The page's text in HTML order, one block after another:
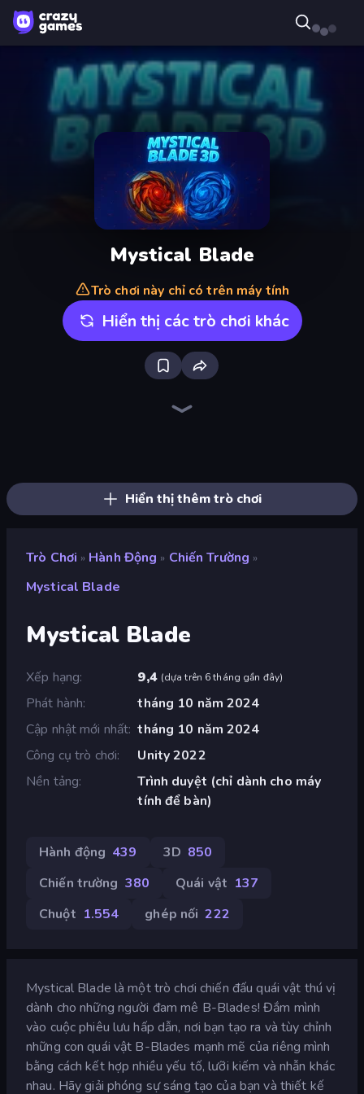
Mystical Blade
Trò chơi này chỉ có trên máy tính
Hiển thị các trò chơi khác
Hiển thị thêm trò chơi
Trò Chơi » Hành Động » Chiến Trường »
Mystical Blade
Mystical Blade
Xếp hạng 9,4 (dựa trên 6 tháng gần đây)
Phát hành
tháng 10 năm 2024
Cập nhật mới nhất tháng 10 năm 2024
Công cụ trò chơi
Unity 2022
Nền tảng
Trình duyệt (chỉ dành cho máy
tính để bàn)
Hành động 439 3D 850
Chiến trường 380 Quái vật 137
Chuột 1.554 ghép nối 222
Mystical Blade là một trò chơi chiến đấu quái vật thú vị
dành cho những người đam mê B-Blades! Đắm mình
vào cuộc phiêu lưu hấp dẫn, nơi bạn tạo ra và tùy chỉnh
những con quái vật B-Blades mạnh mẽ của riêng mình
bằng cách kết hợp nhiều yếu tố, lưỡi kiếm và nhẫn khác
nhau. Hãy giải phóng sự sáng tạo của bạn và thiết kế